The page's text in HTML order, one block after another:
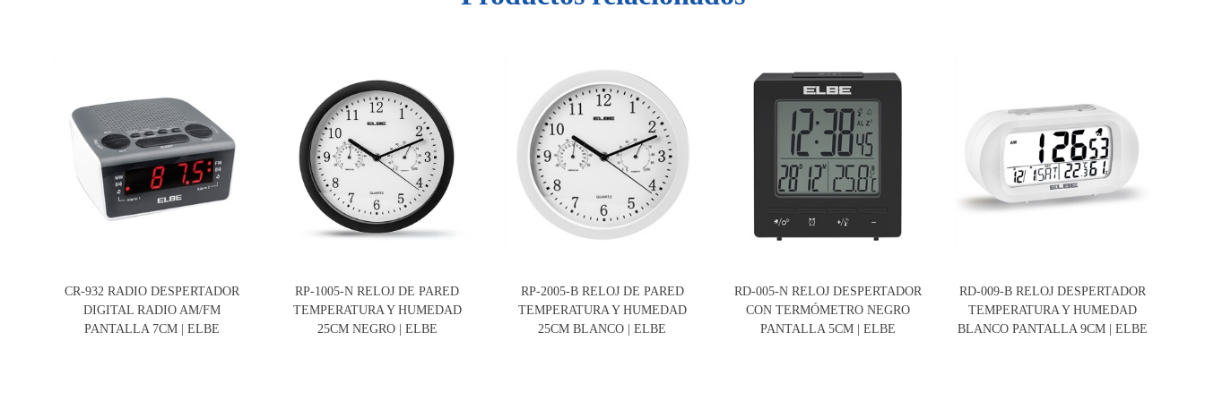
CR-932 RADIO DESPERTADOR
DIGITAL RADIO AM/FM
PANTALLA 7CM | ELBE
RP-1005-N RELOJ DE PARED
TEMPERATURA Y HUMEDAD
25CM NEGRO | ELBE
RP-2005-B RELOJ DE PARED
TEMPERATURA Y HUMEDAD
25CM BLANCO | ELBE
RD-005-N RELOJ DESPERTADOR
CON TERMÓMETRO NEGRO
PANTALLA 5CM | ELBE
RD-009-B RELOJ DESPERTADOR
TEMPERATURA Y HUMEDAD
BLANCO PANTALLA 9CM | ELBE